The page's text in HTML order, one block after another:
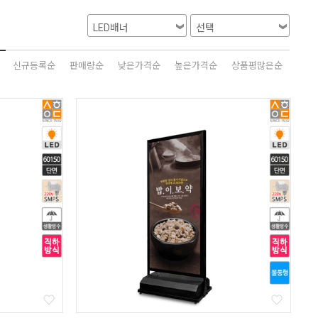
신규등록순 판매량순 낮은가격순 높은가격순 상품평많은순